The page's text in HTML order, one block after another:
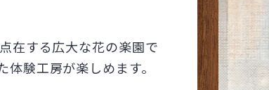
在する広大な花の楽園で
験工房が楽しめます。